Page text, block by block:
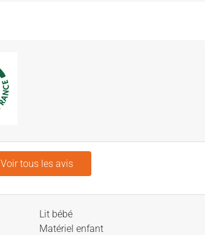
Voir tous les avis
Lit bébé
Matériel enfant